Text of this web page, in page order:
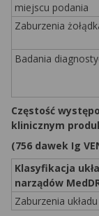
miejscu podania
Zaburzenia
Badania
Częstość
klinicznym
(756 dawek Ig
Klasyfikacja
narządów
Zaburzenia